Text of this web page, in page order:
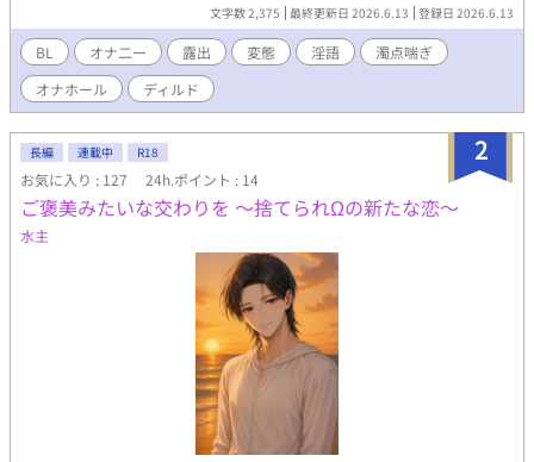
文字数 2,375 最終更新日 2026.6.13 登録日 2026.6.13
BL オナ二ー 露出 変態 淫語
濁点喘ぎ
オナホール
ディルド
2
長編 連載中 R18
お気に入り : 127 24h.ポイント : 14
ご褒美みたいな交わりを 〜捨てられΩの新たな恋〜
水主